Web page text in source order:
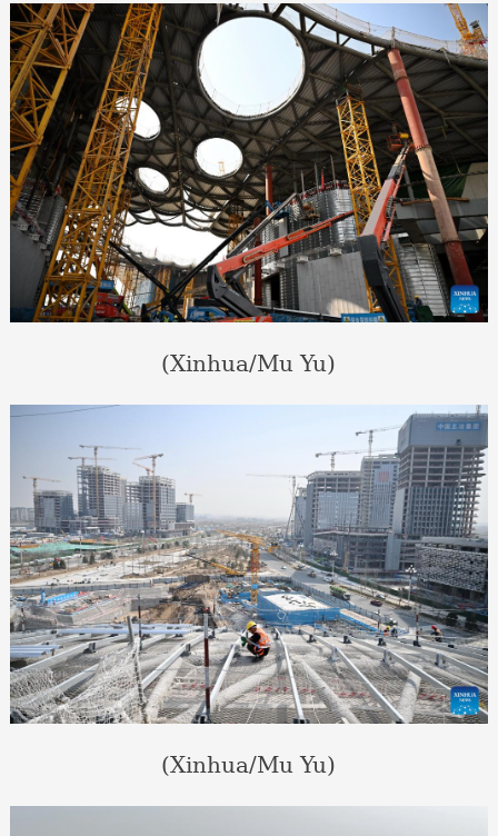
(Xinhua/Mu Yu)
(Xinhua/Mu Yu)